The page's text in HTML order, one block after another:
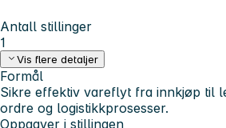
Antall stillinger
1
Vis flere detaljer
Formål
Sikre effektiv vareflyt fra innkjøp til
ordre og logistikkprosesser.
Oppgaver i stillingen